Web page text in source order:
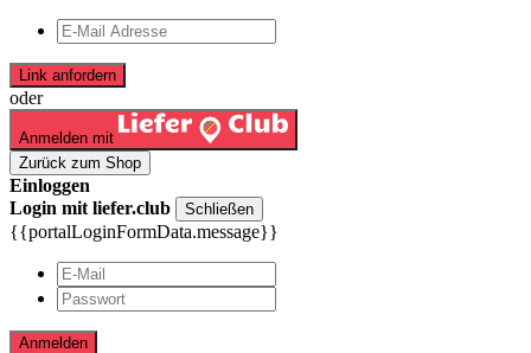
Link anfordern
oder
Anmelden mit
Zurück zum Shop
Einloggen
Login mit liefer.club
Schließen
{{portalLoginFormData.message}}
Anmelden